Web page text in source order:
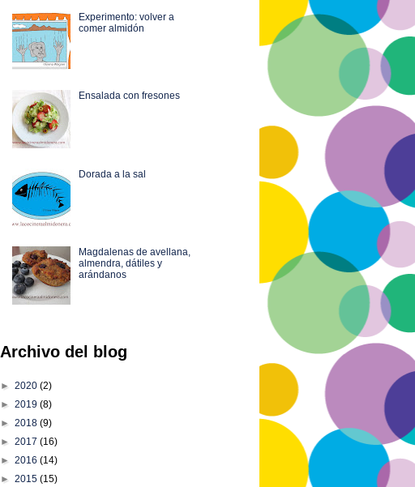
Experimento: volver a
comer almidón
Ensalada con fresones
Dorada a la sal
Magdalenas de avellana,
almendra, dátiles y
arándanos
Archivo del blog
► 2020 (2)
► 2019 (8)
► 2018 (9)
► 2017 (16)
► 2016 (14)
► 2015 (15)